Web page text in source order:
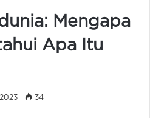
Mengapa
Apa Itu
34